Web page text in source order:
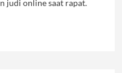
judi online saat rapat.